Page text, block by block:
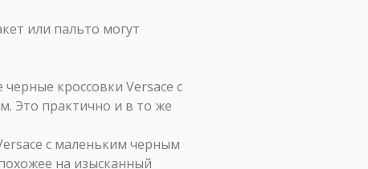
или пальто могут
кроссовки Versace с
Это практично и в то же
с маленьким черным
на изысканный